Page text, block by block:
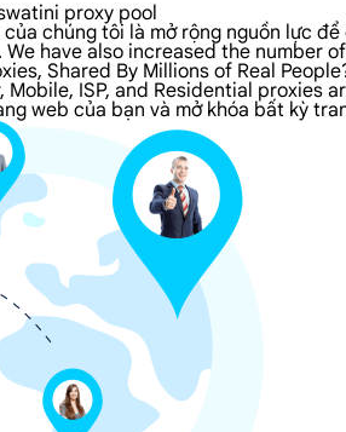
proxy pool
của chúng tôi là mở rộng nguồn lực
have also increased the number
Shared By Millions of Real
Mobile, ISP, and Residential proxies
web của bạn và mở khóa bất kỳ